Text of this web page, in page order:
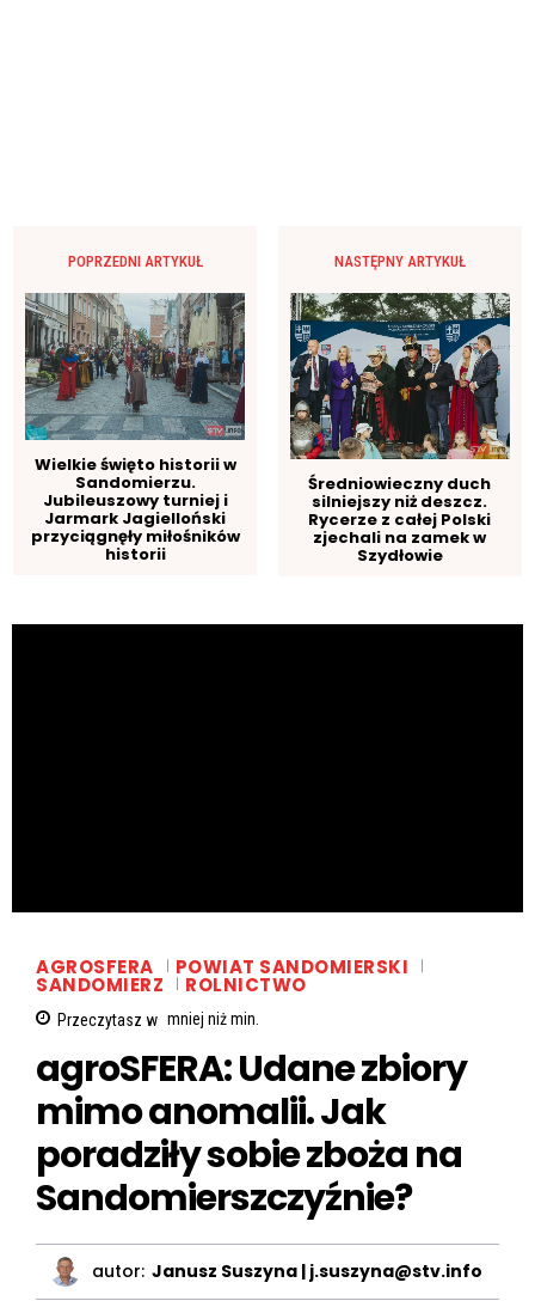
POPRZEDNI ARTYKUŁ
Wielkie święto historii w
Sandomierzu.
Jubileuszowy turniej i
Jarmark Jagielloński
przyciągnęły miłośników
historii
NASTĘPNY ARTYKUŁ
Średniowieczny duch
silniejszy niż deszcz.
Rycerze z całej Polski
zjechali na zamek w
Szydłowie